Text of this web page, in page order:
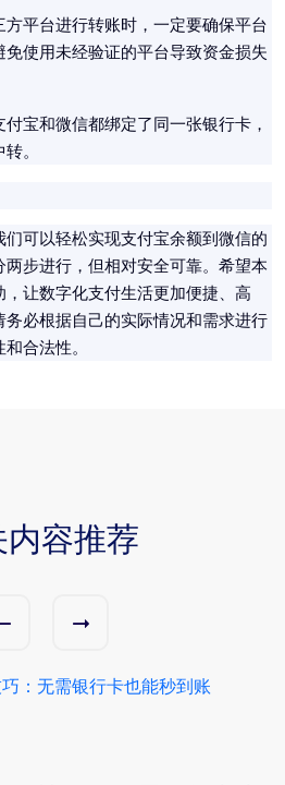
方平台进行转账时，一定要确保平台
使用未经验证的平台导致资金损失
付宝和微信都绑定了同一张银行卡，
。
可以轻松实现支付宝余额到微信的
步进行，但相对安全可靠。希望本
让数字化支付生活更加便捷、高
必根据自己的实际情况和需求进行
合法性。
内容推荐